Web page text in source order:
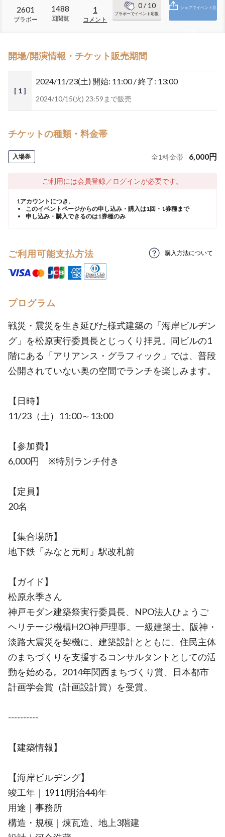
2601
ブラボー
1488
回閲覧
1
コメント
0/ 10
ブラボーでイベント応援
シェアでイベント応
開場/開演情報・チケット販売期間
[ 1 ]
2024/11/23(土) 開始: 11:00 / 終了: 13:00
2024/10/15(火) 23:59まで販売
チケットの種類・料金帯
入場券 全1料金帯 6,000円
ご利用には会員登録／ログインが必要です。
1アカウントにつき、
このイベントページからの申し込み・購入は1回・1券種まで
申し込み・購入できるのは1券種のみ
ご利用可能支払方法 購入方法について
プログラム
戦災・震災を生き延びた様式建築の「海岸ビルヂン
グ」を松原実行委員長とじっくり拝見。同ビルの1
階にある「アリアンス・グラフィック」では、普段
公開されていない奥の空間でランチを楽しみます。
【日時】
11/23（土）11:00～13:00
【参加費】
6,000円 ※特別ランチ付き
【定員】
20名
【集合場所】
地下鉄「みなと元町」駅改札前
【ガイド】
松原永季さん
神戸モダン建築祭実行委員長、NPO法人ひょうご
ヘリテージ機構H2O神戸理事。一級建築士。阪神・
淡路大震災を契機に、建築設計とともに、住民主体
のまちづくりを支援するコンサルタントとしての活
動を始める。2014年関西まちづくり賞、日本都市
計画学会賞（計画設計賞）を受賞。
----------
【建築情報】
【海岸ビルヂング】
竣工年｜1911(明治44)年
用途｜事務所
構造・規模｜煉瓦造、地上3階建